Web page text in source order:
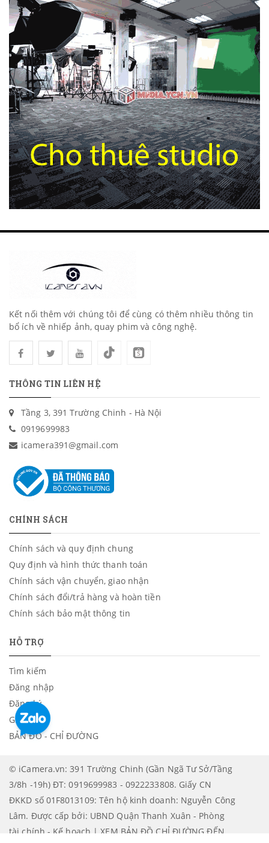
Kết nối thêm với chúng tôi để cùng có thêm nhiều thông tin
bổ ích về nhiếp ảnh, quay phim và công nghệ.
THÔNG TIN LIÊN HỆ
Tầng 3, 391 Trường Chinh - Hà Nội
0919699983
icamera391@gmail.com
CHÍNH SÁCH
Chính sách và quy định chung
Quy định và hình thức thanh toán
Chính sách vận chuyển, giao nhận
Chính sách đổi/trả hàng và hoàn tiền
Chính sách bảo mật thông tin
HỖ TRỢ
Tìm kiếm
Đăng nhập
Đăng ký
Giỏ hàng
BẢN ĐỒ - CHỈ ĐƯỜNG
© iCamera.vn: 391 Trường Chinh (Gần Ngã Tư Sở/Tầng
3/8h -19h) ĐT: 0919699983 - 0922233808. Giấy CN
ĐKKD số 01F8013109: Tên hộ kinh doanh: Nguyễn Công
Lâm. Được cấp bởi: UBND Quận Thanh Xuân - Phòng
tài chính - Kế hoạch | XEM BẢN ĐỒ CHỈ ĐƯỜNG ĐẾN